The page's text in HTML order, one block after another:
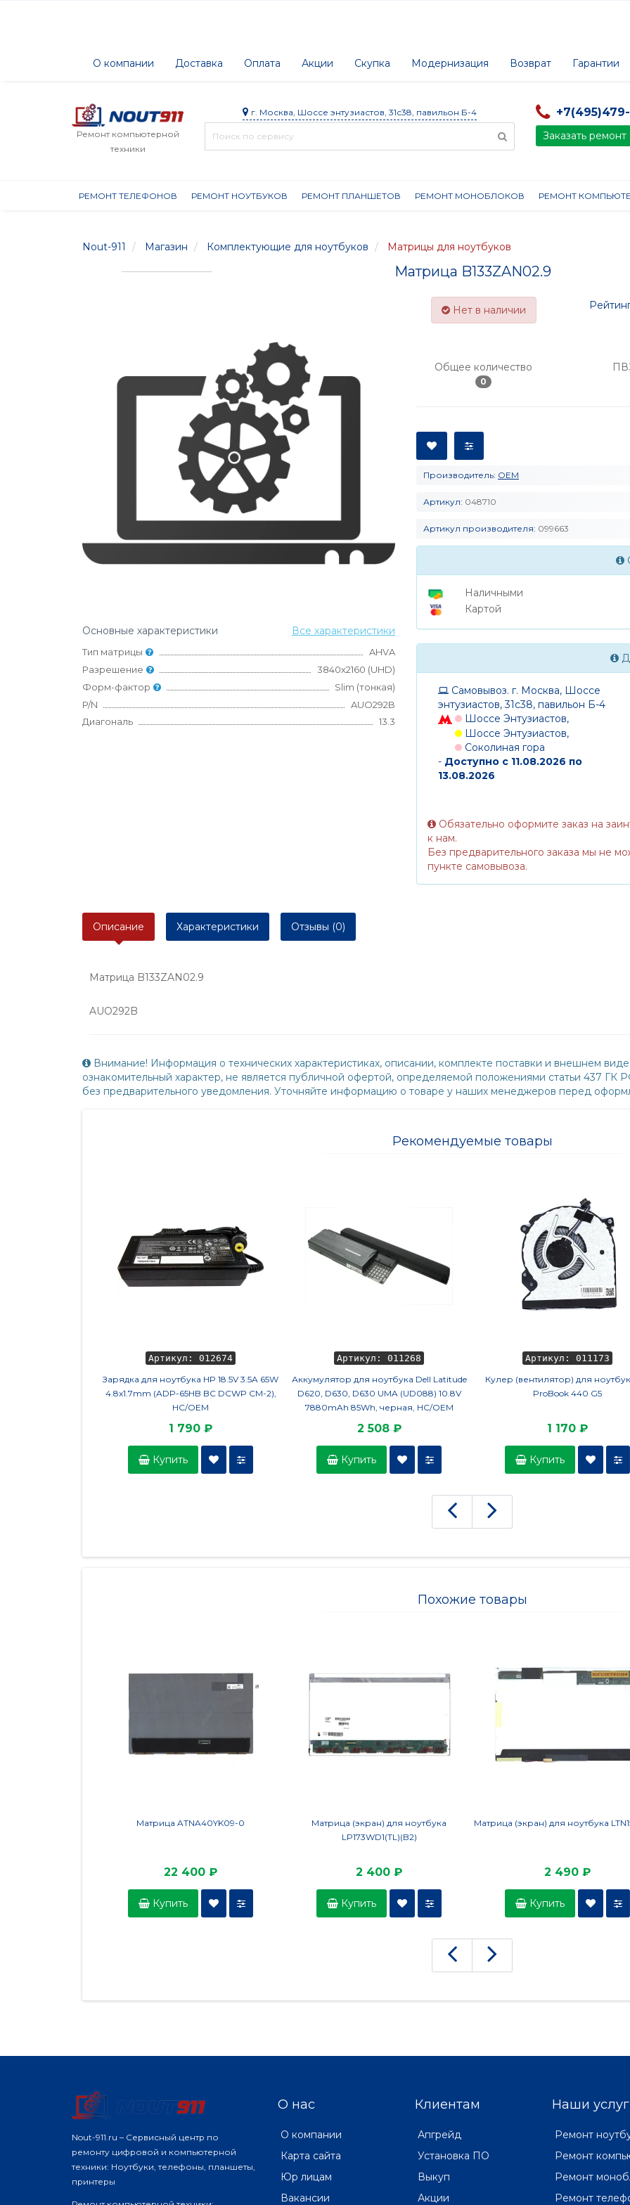
О компании Доставка Оплата Акции Скупка Модернизация Возврат Гарантии
Ремонт компьютерной
техники
г. Москва, Шоссе энтузиастов, 31с38, павильон Б-4 +7(495)479-
Заказать ремонт
РЕМОНТ ТЕЛЕФОНОВ РЕМОНТ НОУТБУКОВ РЕМОНТ ПЛАНШЕТОВ РЕМОНТ МОНОБЛОКОВ РЕМОНТ
Nout-911 Магазин Комплектующие для ноутбуков Матрицы для ноутбуков
Матрица B133ZAN02.9
Основные характеристики Все характеристики
Тип матрицы
AHVA
Разрешение
3840x2160 (UHD)
Форм-фактор
Slim (тонкая)
P/N
AUO292B
Диагональ
13.3
Нет в наличии
Общее количество
0
Производитель: OEM
Артикул: 048710
Артикул производителя: 099663
Наличными
Картой
Самовывоз. г. Москва, Шоссе
энтузиастов, 31с38, павильон Б-4
Шоссе Энтузиастов,
Шоссе Энтузиастов,
Соколиная гора
- Доступно с 11.08.2026 по
13.08.2026
Обязательно оформите заказ на
к нам.
Без предварительного заказа мы не
пункте самовывоза.
Описание Характеристики Отзывы (0)
Матрица B133ZAN02.9
AUO292B
Внимание! Информация о технических характеристиках, описании, комплекте поставки и внешнем
ознакомительный характер, не является публичной офертой, определяемой положениями статьи 437
без предварительного уведомления. Уточняйте информацию о товаре у наших менеджеров перед
Рекомендуемые товары
Артикул: 012674
Зарядка для ноутбука HP 18.5V 3.5A 65W
4.8x1.7mm (ADP-65HB BC DCWP CM-2),
HC/OEM
1 790 ₽
Купить
Артикул: 011268
Аккумулятор для ноутбука Dell Latitude
D620, D630, D630 UMA (UD088) 10.8V
7880mAh 85Wh, черная, HC/OEM
2 508 ₽
Купить
Артикул: 011173
Кулер (вентилятор) для
ProBook 440 G5
1 170 ₽
Купить
Похожие товары
Матрица ATNA40YK09-0
22 400 ₽
Купить
Матрица (экран) для ноутбука
LP173WD1(TL)(B2)
2 400 ₽
Купить
Матрица (экран) для ноутбука
2 490 ₽
Купить
Nout-911.ru – Сервисный центр по
ремонту цифровой и компьютерной
техники: Ноутбуки, телефоны, планшеты,
принтеры
О нас
О компании
Карта сайта
Юр лицам
Вакансии
Клиентам
Апгрейд
Установка ПО
Выкуп
Акции
Наши
Ремонт
Ремонт
Ремонт
Ремонт